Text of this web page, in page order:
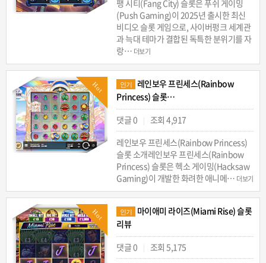
팽 시티(Fang City) 슬롯은 푸쉬 게이밍
(Push Gaming)이 2025년 출시한 최신
비디오 슬롯 게임으로, 사이버펑크 세계관
과 늑대 테마가 결합된 독특한 분위기를 자
랑… 더보기
Hot 인기
레인보우 프린세스(Rainbow
Princess) 슬롯…
댓글 0
| 조회 4,917
레인보우 프린세스(Rainbow Princess)
슬롯 소개레인보우 프린세스(Rainbow
Princess) 슬롯은 헥소 게이밍(Hacksaw
Gaming)이 개발한 화려한 애니메… 더보기
Hot 인기
마이애미 라이즈(Miami Rise) 슬롯
리뷰
댓글 0
| 조회 5,175